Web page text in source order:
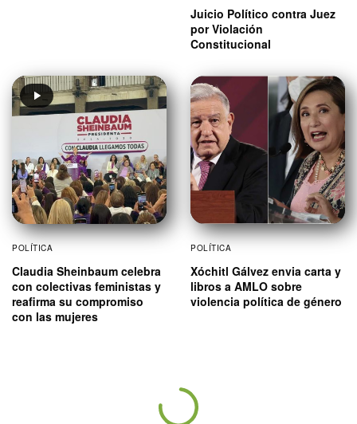
Juicio Político contra Juez
por Violación
Constitucional
POLÍTICA
Claudia Sheinbaum celebra
con colectivas feministas y
reafirma su compromiso
con las mujeres
POLÍTICA
Xóchitl Gálvez envia carta y
libros a AMLO sobre
violencia política de género